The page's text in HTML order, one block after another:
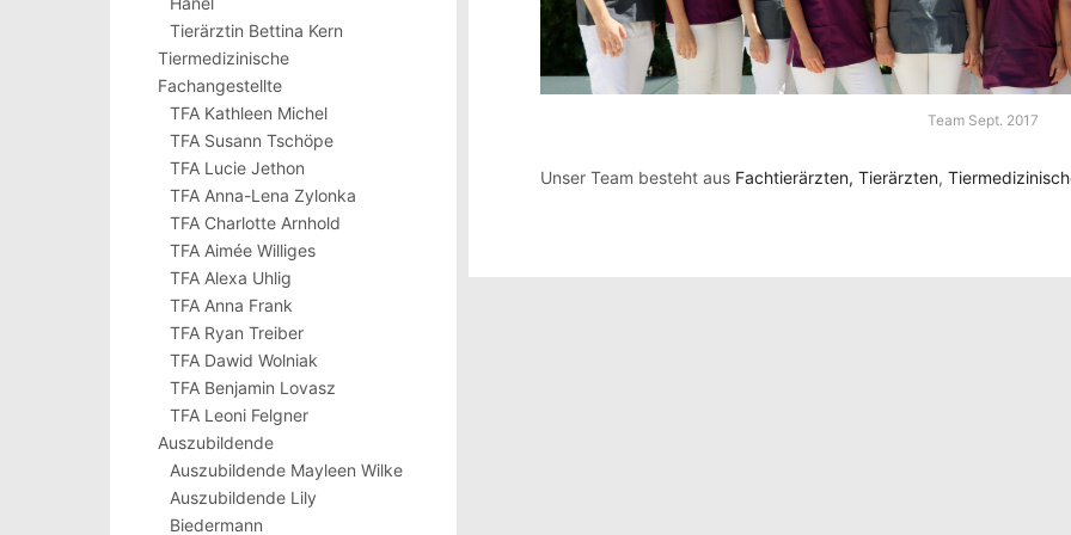
Team Sept. 2017
Unser Team besteht aus Fachtierärzten, Tierärzten,
Tierärztin Bettina Kern
Tiermedizinische
Fachangestellte
TFA Kathleen Michel
TFA Susann Tschöpe
TFA Lucie Jethon
TFA Anna-Lena Zylonka
TFA Charlotte Arnhold
TFA Aimée Williges
TFA Alexa Uhlig
TFA Anna Frank
TFA Ryan Treiber
TFA Dawid Wolniak
TFA Benjamin Lovasz
TFA Leoni Felgner
Auszubildende
Auszubildende Mayleen Wilke
Auszubildende Lily
Biedermann